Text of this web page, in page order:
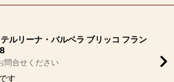
ルリーナ・バルベラ ブリッコ フラン
問合せください
す